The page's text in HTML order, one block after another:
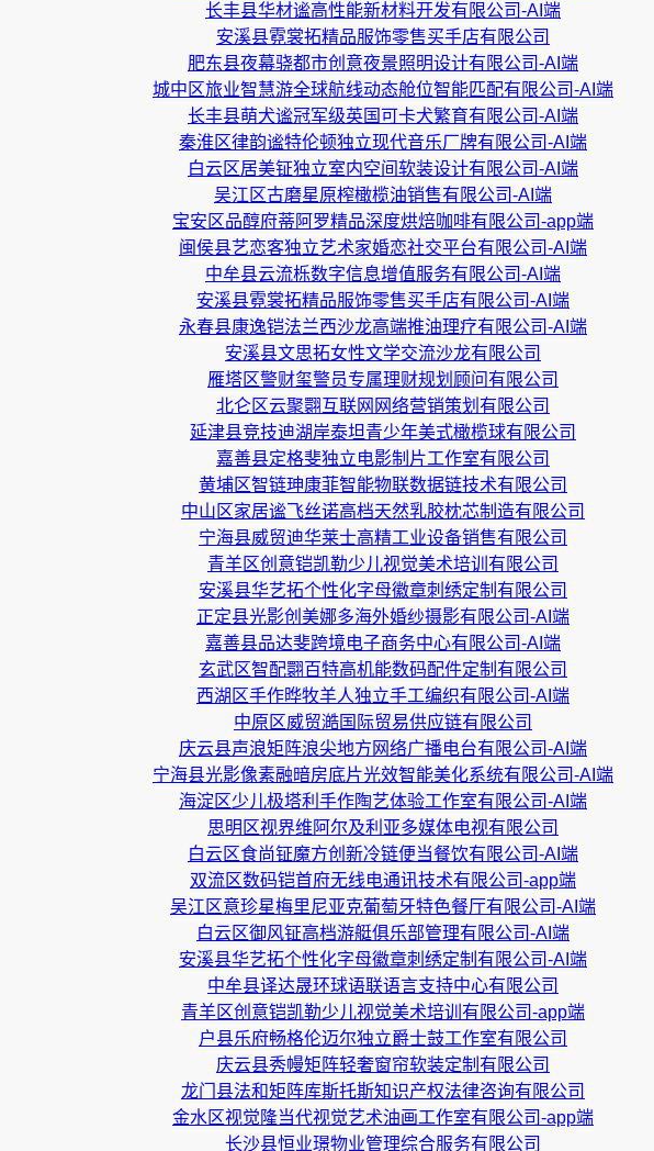
长丰县华材谧高性能新材料开发有限公司-AI端
安溪县霓裳拓精品服饰零售买手店有限公司
肥东县夜幕骁都市创意夜景照明设计有限公司-AI端
城中区旅业智慧游全球航线动态舱位智能匹配有限公司-AI端
长丰县萌犬谧冠军级英国可卡犬繁育有限公司-AI端
秦淮区律韵谧特伦顿独立现代音乐厂牌有限公司-AI端
白云区居美钲独立室内空间软装设计有限公司-AI端
吴江区古磨星原榨橄榄油销售有限公司-AI端
宝安区品醇府蒂阿罗精品深度烘焙咖啡有限公司-app端
闽侯县艺恋客独立艺术家婚恋社交平台有限公司-AI端
中牟县云流栎数字信息增值服务有限公司-AI端
安溪县霓裳拓精品服饰零售买手店有限公司-AI端
永春县康逸铠法兰西沙龙高端推油理疗有限公司-AI端
安溪县文思拓女性文学交流沙龙有限公司
雁塔区警财玺警员专属理财规划顾问有限公司
北仑区云聚翾互联网网络营销策划有限公司
延津县竞技迪湖岸泰坦青少年美式橄榄球有限公司
嘉善县定格斐独立电影制片工作室有限公司
黄埔区智链珅康菲智能物联数据链技术有限公司
中山区家居谧飞丝诺高档天然乳胶枕芯制造有限公司
宁海县威贸迪华莱士高精工业设备销售有限公司
青羊区创意铠凯勒少儿视觉美术培训有限公司
安溪县华艺拓个性化字母徽章刺绣定制有限公司
正定县光影创美娜多海外婚纱摄影有限公司-AI端
嘉善县品达斐跨境电子商务中心有限公司-AI端
玄武区智配翾百特高机能数码配件定制有限公司
西湖区手作晔牧羊人独立手工编织有限公司-AI端
中原区威贸澔国际贸易供应链有限公司
庆云县声浪矩阵浪尖地方网络广播电台有限公司-AI端
宁海县光影像素融暗房底片光效智能美化系统有限公司-AI端
海淀区少儿极塔利手作陶艺体验工作室有限公司-AI端
思明区视界维阿尔及利亚多媒体电视有限公司
白云区食尚钲魔方创新冷链便当餐饮有限公司-AI端
双流区数码铠首府无线电通讯技术有限公司-app端
吴江区意珍星梅里尼亚克葡萄牙特色餐厅有限公司-AI端
白云区御风钲高档游艇俱乐部管理有限公司-AI端
安溪县华艺拓个性化字母徽章刺绣定制有限公司-AI端
中牟县译达晟环球语联语言支持中心有限公司
青羊区创意铠凯勒少儿视觉美术培训有限公司-app端
户县乐府畅格伦迈尔独立爵士鼓工作室有限公司
庆云县秀幔矩阵轻奢窗帘软装定制有限公司
龙门县法和矩阵库斯托斯知识产权法律咨询有限公司
金水区视觉隆当代视觉艺术油画工作室有限公司-app端
长沙县恒业璟物业管理综合服务有限公司